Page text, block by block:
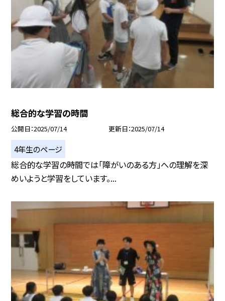
総合的な学習の時間
公開日 2025/07/14 更新日 2025/07/14
4年生のページ
総合的な学習の時間では「障がいのある方」への理解を深
めいようと学習をしています。...